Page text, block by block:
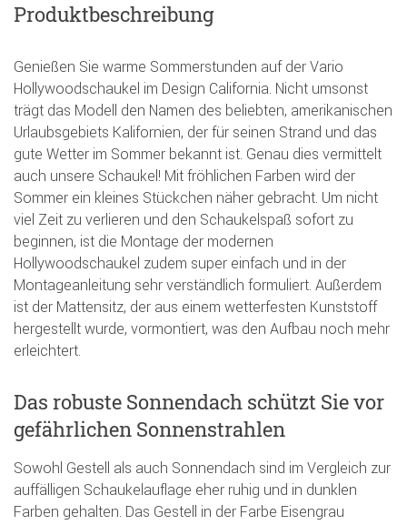
Produktbeschreibung
Genießen Sie warme Sommerstunden auf der Vario
Hollywoodschaukel im Design California. Nicht umsonst
trägt das Modell den Namen des beliebten, amerikanischen
Urlaubsgebiets Kalifornien, der für seinen Strand und das
gute Wetter im Sommer bekannt ist. Genau dies vermittelt
auch unsere Schaukel! Mit fröhlichen Farben wird der
Sommer ein kleines Stückchen näher gebracht. Um nicht
viel Zeit zu verlieren und den Schaukelspaß sofort zu
beginnen, ist die Montage der modernen
Hollywoodschaukel zudem super einfach und in der
Montageanleitung sehr verständlich formuliert. Außerdem
ist der Mattensitz, der aus einem wetterfesten Kunststoff
hergestellt wurde, vormontiert, was den Aufbau noch mehr
erleichtert.
Das robuste Sonnendach schützt Sie vor
gefährlichen Sonnenstrahlen
Sowohl Gestell als auch Sonnendach sind im Vergleich zur
auffälligen Schaukelauflage eher ruhig und in dunklen
Farben gehalten. Das Gestell in der Farbe Eisengrau